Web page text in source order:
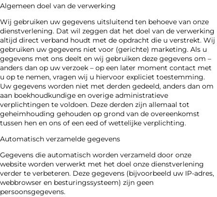
Algemeen doel van de verwerking
Wij gebruiken uw gegevens uitsluitend ten behoeve van onze
dienstverlening. Dat wil zeggen dat het doel van de verwerking
altijd direct verband houdt met de opdracht die u verstrekt. Wij
gebruiken uw gegevens niet voor (gerichte) marketing. Als u
gegevens met ons deelt en wij gebruiken deze gegevens om –
anders dan op uw verzoek – op een later moment contact met
u op te nemen, vragen wij u hiervoor expliciet toestemming.
Uw gegevens worden niet met derden gedeeld, anders dan om
aan boekhoudkundige en overige administratieve
verplichtingen te voldoen. Deze derden zijn allemaal tot
geheimhouding gehouden op grond van de overeenkomst
tussen hen en ons of een eed of wettelijke verplichting.
Automatisch verzamelde gegevens
Gegevens die automatisch worden verzameld door onze
website worden verwerkt met het doel onze dienstverlening
verder te verbeteren. Deze gegevens (bijvoorbeeld uw IP-adres,
webbrowser en besturingssysteem) zijn geen
persoonsgegevens.